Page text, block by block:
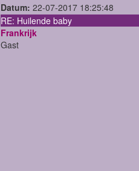
Datum: 22-07-2017 18:25:48
RE: Huilende baby
Frankrijk
Gast